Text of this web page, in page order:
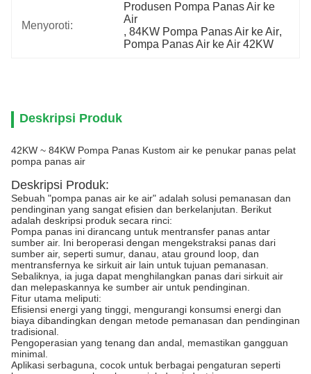
Menyoroti:
Produsen Pompa Panas Air ke
Air
, 84KW Pompa Panas Air ke Air,
Pompa Panas Air ke Air 42KW
Deskripsi Produk
42KW ~ 84KW Pompa Panas Kustom air ke penukar panas pelat
pompa panas air
Deskripsi Produk:
Sebuah "pompa panas air ke air" adalah solusi pemanasan dan
pendinginan yang sangat efisien dan berkelanjutan. Berikut
adalah deskripsi produk secara rinci:
Pompa panas ini dirancang untuk mentransfer panas antar
sumber air. Ini beroperasi dengan mengekstraksi panas dari
sumber air, seperti sumur, danau, atau ground loop, dan
mentransfernya ke sirkuit air lain untuk tujuan pemanasan.
Sebaliknya, ia juga dapat menghilangkan panas dari sirkuit air
dan melepaskannya ke sumber air untuk pendinginan.
Fitur utama meliputi:
Efisiensi energi yang tinggi, mengurangi konsumsi energi dan
biaya dibandingkan dengan metode pemanasan dan pendinginan
tradisional.
Pengoperasian yang tenang dan andal, memastikan gangguan
minimal.
Aplikasi serbaguna, cocok untuk berbagai pengaturan seperti